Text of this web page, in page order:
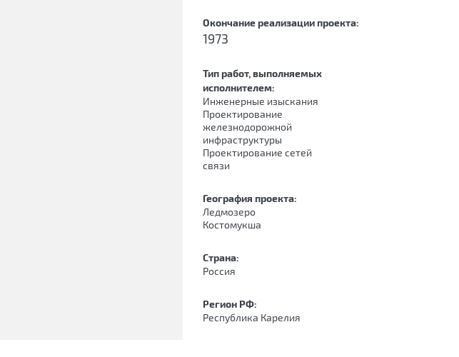
Окончание реализации проекта:
1973
Тип работ, выполняемых
исполнителем:
Инженерные изыскания
Проектирование
железнодорожной
инфраструктуры
Проектирование сетей
связи
География проекта:
Ледмозеро
Костомукша
Страна:
Россия
Регион РФ:
Республика Карелия